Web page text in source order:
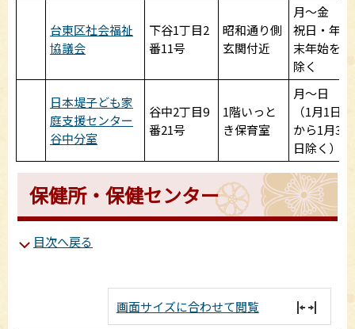
台東区社会福祉
協議会
下谷1丁目2
番11号
昭和通り側
玄関付近
月～金
祝日・年
末年始を
除く
日本堤子ども家
庭支援センター
谷中分室
谷中2丁目9
番21号
1階いっと
き保育室
月～日
（1月1日
から1月3
日除く）
保健所・保健センター
目次へ戻る
画面サイズに合わせて閲覧